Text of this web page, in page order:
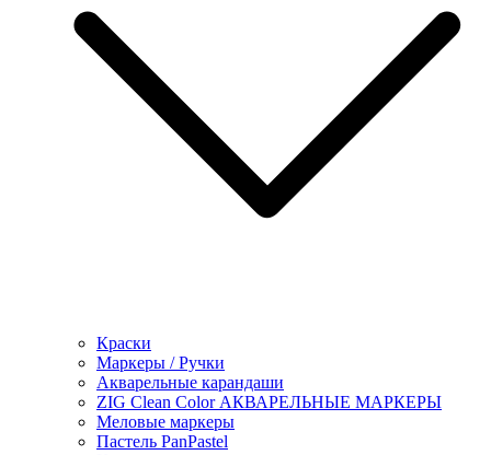
Краски
Маркеры / Ручки
Акварельные карандаши
ZIG Clean Color АКВАРЕЛЬНЫЕ МАРКЕРЫ
Меловые маркеры
Пастель PanPastel